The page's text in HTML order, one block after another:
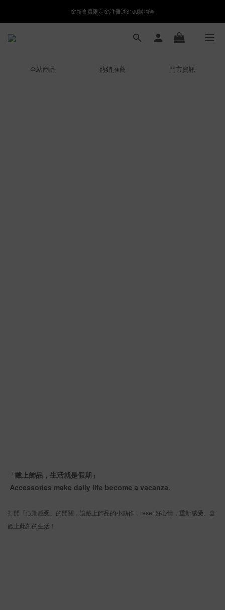
8月月初限定｜指定分類滿件88折！
全站商品 熱銷推薦 門市資訊
「戴上飾品，生活就是假期」
Accessories make daily life become a vacanza.
打開「假期感受」的開關，讓戴上飾品的小動作，reset 好心情，重新感受、喜
歡上此刻的生活！